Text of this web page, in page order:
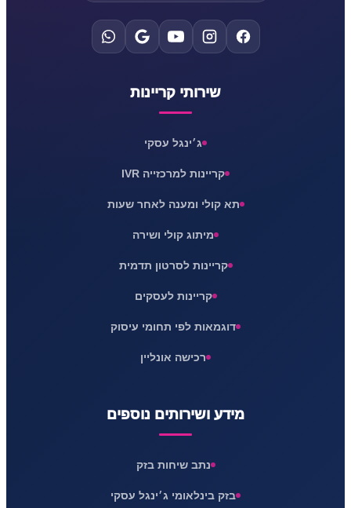
שירותי קריינות
ג׳ינגל עסקי
קריינות למרכזייה IVR
תא קולי ומענה לאחר שעות
מיתוג קולי ושירה
קריינות לסרטון תדמית
קריינות לעסקים
דוגמאות לפי תחומי עיסוק
רכישה אונליין
מידע ושירותים נוספים
נתב שיחות בזק
בזק בינלאומי ג׳ינגל עסקי